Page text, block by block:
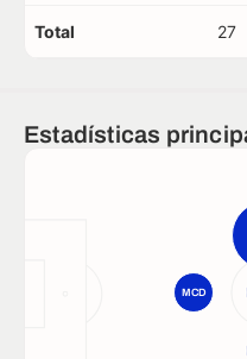
Total 27
Estadísticas
MCD